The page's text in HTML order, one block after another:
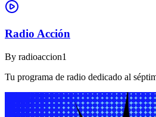
Radio Acción
By radioaccion1
Tu programa de radio dedicado al